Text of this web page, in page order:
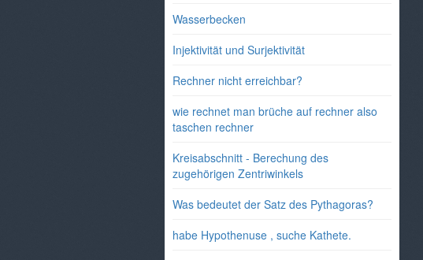
Wasserbecken
Injektivität und Surjektivität
Rechner nicht erreichbar?
wie rechnet man brüche auf rechner also
taschen rechner
Kreisabschnitt - Berechung des
zugehörigen Zentriwinkels
Was bedeutet der Satz des Pythagoras?
habe Hypothenuse , suche Kathete.